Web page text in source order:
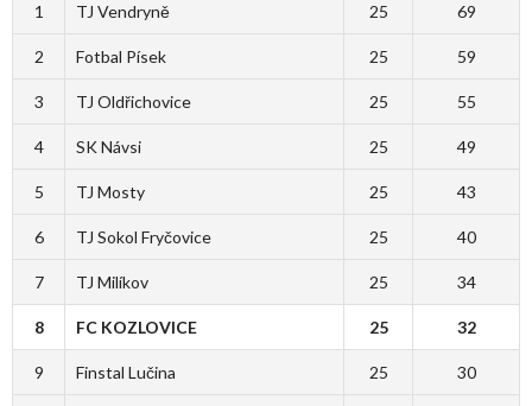
1 TJ Vendryně 25 69
2 Fotbal Písek 25 59
3 TJ Oldřichovice 25 55
4 SK Návsi 25 49
5 TJ Mosty 25 43
6 TJ Sokol Fryčovice 25 40
7 TJ Milíkov 25 34
8 FC KOZLOVICE 25 32
9 Finstal Lučina 25 30